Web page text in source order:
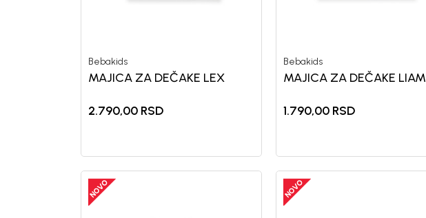
Bebakids
MAJICA ZA DEČAKE LEX
2.790,00 RSD
Bebakids
MAJICA ZA DEČAKE LIAM
1.790,00 RSD